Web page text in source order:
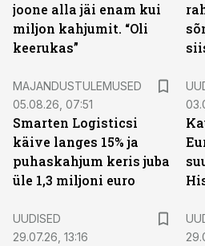
joone alla jäi enam kui
miljon kahjumit. “Oli
keerukas”
MAJANDUSTULEMUSED
05.08.26, 07:51
Smarten Logisticsi
käive langes 15% ja
puhaskahjum keris juba
üle 1,3 miljoni euro
UUDISED
29.07.26, 13:16